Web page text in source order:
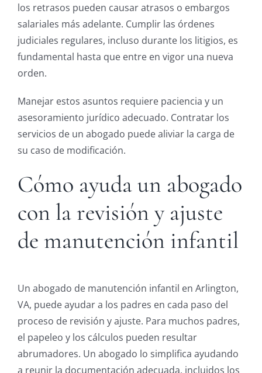
los retrasos pueden causar atrasos o embargos
salariales más adelante. Cumplir las órdenes
judiciales regulares, incluso durante los litigios, es
fundamental hasta que entre en vigor una nueva
orden.
Manejar estos asuntos requiere paciencia y un
asesoramiento jurídico adecuado. Contratar los
servicios de un abogado puede aliviar la carga de
su caso de modificación.
Cómo ayuda un abogado
con la revisión y ajuste
de manutención infantil
Un abogado de manutención infantil en Arlington,
VA, puede ayudar a los padres en cada paso del
proceso de revisión y ajuste. Para muchos padres,
el papeleo y los cálculos pueden resultar
abrumadores. Un abogado lo simplifica ayudando
a reunir la documentación adecuada, incluidos los